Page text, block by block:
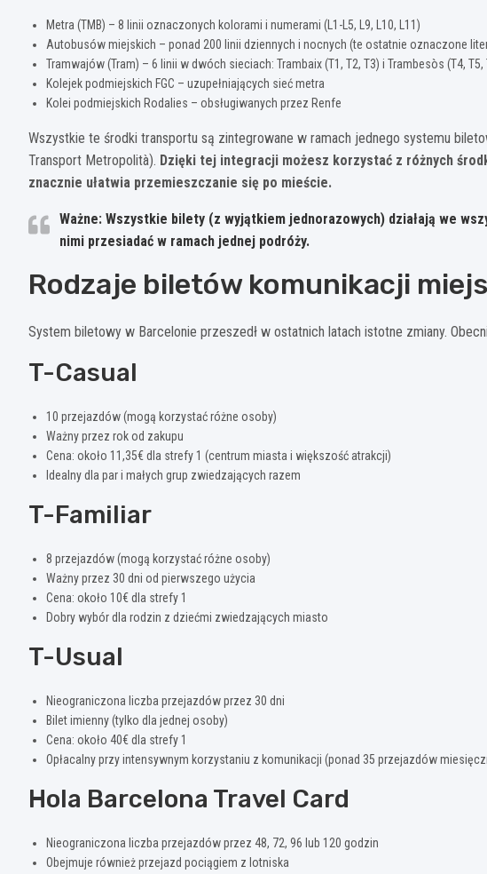
Metra (TMB) – 8 linii oznaczonych kolorami i numerami (L1-L5, L9, L10, L11)
Autobusów miejskich – ponad 200 linii dziennych i nocnych (te ostatnie oznaczone
Tramwajów (Tram) – 6 linii w dwóch sieciach: Trambaix (T1, T2, T3) i Trambesòs (T4, T5,
Kolejek podmiejskich FGC – uzupełniających sieć metra
Kolei podmiejskich Rodalies – obsługiwanych przez Renfe
Wszystkie te środki transportu są zintegrowane w ramach jednego systemu
Transport Metropolità). Dzięki tej integracji możesz korzystać z różnych
znacznie ułatwia przemieszczanie się po mieście.
Ważne: Wszystkie bilety (z wyjątkiem jednorazowych) działają we
nimi przesiadać w ramach jednej podróży.
Rodzaje biletów komunikacji
System biletowy w Barcelonie przeszedł w ostatnich latach istotne zmiany.
T-Casual
10 przejazdów (mogą korzystać różne osoby)
Ważny przez rok od zakupu
Cena: około 11,35€ dla strefy 1 (centrum miasta i większość atrakcji)
Idealny dla par i małych grup zwiedzających razem
T-Familiar
8 przejazdów (mogą korzystać różne osoby)
Ważny przez 30 dni od pierwszego użycia
Cena: około 10€ dla strefy 1
Dobry wybór dla rodzin z dziećmi zwiedzających miasto
T-Usual
Nieograniczona liczba przejazdów przez 30 dni
Bilet imienny (tylko dla jednej osoby)
Cena: około 40€ dla strefy 1
Opłacalny przy intensywnym korzystaniu z komunikacji (ponad 35 przejazdów
Hola Barcelona Travel Card
Nieograniczona liczba przejazdów przez 48, 72, 96 lub 120 godzin
Obejmuje również przejazd pociągiem z lotniska